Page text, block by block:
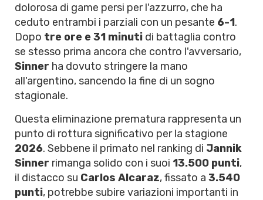
dolorosa di game persi per l'azzurro, che ha
ceduto entrambi i parziali con un pesante 6-1.
Dopo tre ore e 31 minuti di battaglia contro
se stesso prima ancora che contro l'avversario,
Sinner ha dovuto stringere la mano
all'argentino, sancendo la fine di un sogno
stagionale.
Questa eliminazione prematura rappresenta un
punto di rottura significativo per la stagione
2026. Sebbene il primato nel ranking di Jannik
Sinner rimanga solido con i suoi 13.500 punti,
il distacco su Carlos Alcaraz, fissato a 3.540
punti, potrebbe subire variazioni importanti in